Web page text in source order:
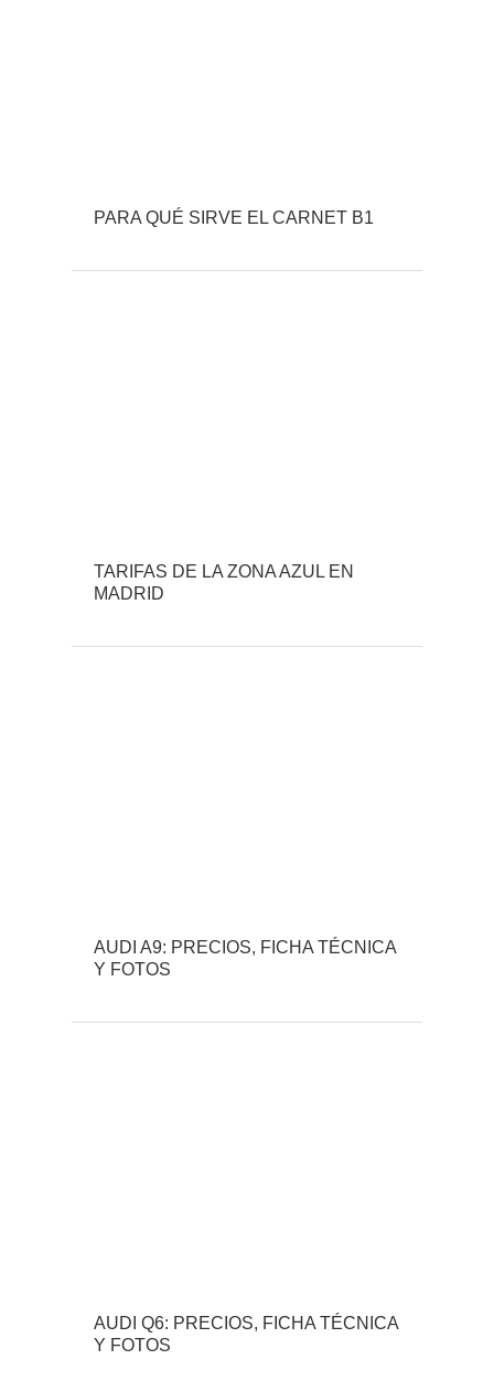
PARA QUÉ SIRVE EL CARNET B1
TARIFAS DE LA ZONA AZUL EN
MADRID
AUDI A9: PRECIOS, FICHA TÉCNICA
Y FOTOS
AUDI Q6: PRECIOS, FICHA TÉCNICA
Y FOTOS